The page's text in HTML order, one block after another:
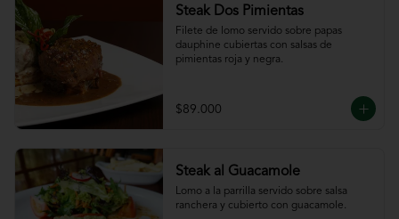
Steak Dos Pimientas
Filete de lomo servido sobre papas
dauphine cubiertas con salsas de
pimientas roja y negra.
$89.000
Steak al Guacamole
Lomo a la parrilla servido sobre salsa
ranchera y cubierto con guacamole.